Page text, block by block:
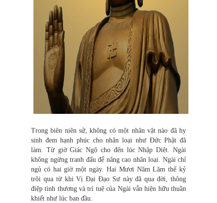
Trong biên niên sử, không có một nhân vật nào đã hy
sinh đem hạnh phúc cho nhân loại như Đức Phật đã
làm. Từ giờ Giác Ngộ cho đến lúc Nhập Diệt. Ngài
không ngừng tranh đấu để nâng cao nhân loại. Ngài chỉ
ngủ có hai giờ một ngày. Hai Mươi Năm Lăm thế kỷ
trôi qua từ khi Vị Đại Đạo Sư này đã qua đời, thông
điệp tình thương và trí tuệ của Ngài vẫn hiện hữu thuần
khiết như lúc ban đầu.